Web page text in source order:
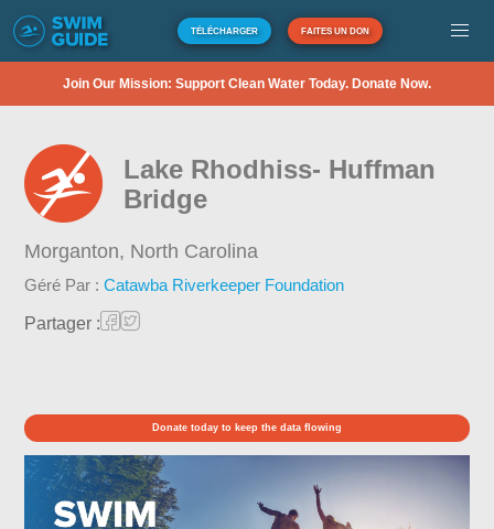
TÉLÉCHARGER FAITES UN DON
Join Our Mission: Support Clean Water Today. Donate Now.
Lake Rhodhiss- Huffman
Bridge
Morganton, North Carolina
Géré Par :Catawba Riverkeeper Foundation
Partager :
Donate today to keep the data flowing